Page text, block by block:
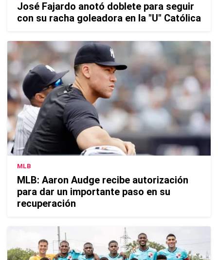
José Fajardo anotó doblete para seguir
con su racha goleadora en la "U" Católica
MLB
MLB: Aaron Audge recibe autorización
para dar un importante paso en su
recuperación